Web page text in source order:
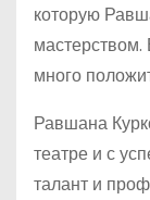
которую
много
Равшана
театре и с
талант и